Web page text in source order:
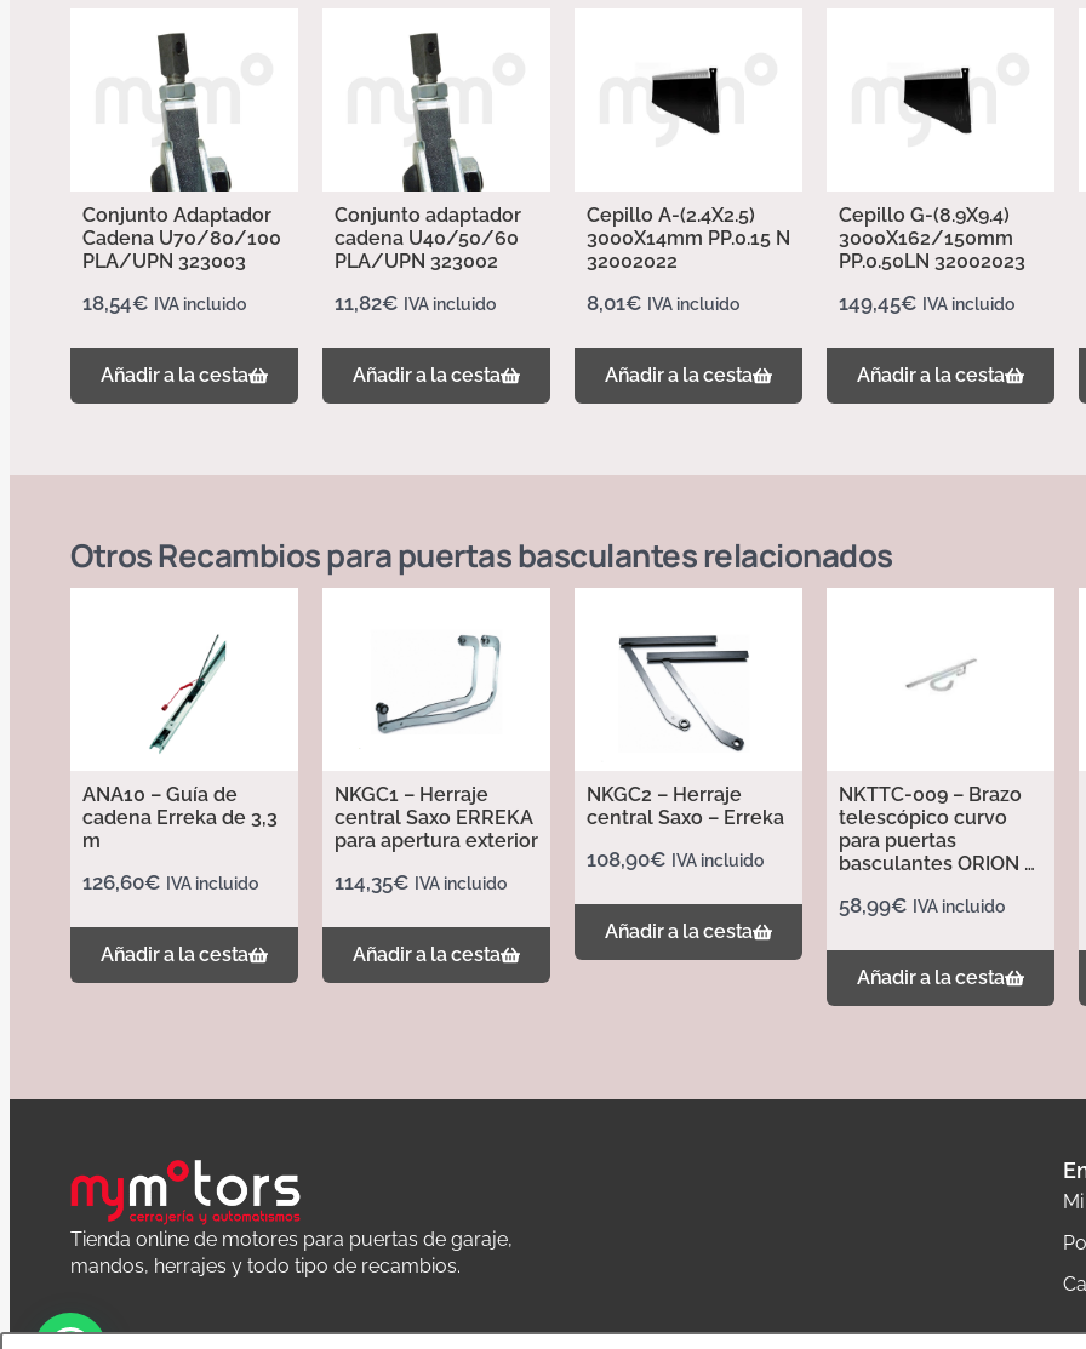
Conjunto Adaptador
Cadena U70/80/100
PLA/UPN 323003
18,54€ IVA incluido
Añadir a la cesta
Conjunto adaptador
cadena U40/50/60
PLA/UPN 323002
11,82€ IVA incluido
Añadir a la cesta
Cepillo A-(2.4X2.5)
3000X14mm PP.0.15 N
32002022
8,01€ IVA incluido
Añadir a la cesta
Cepillo G-(8.9X9.4)
3000X162/150mm
PP.0.50LN 32002023
149,45€ IVA incluido
Añadir a la cesta
OtrosRecambios para puertas basculantesrelacionados
ANA10 – Guía de
cadena Erreka de 3,3
m
126,60€ IVA incluido
Añadir a la cesta
NKGC1 – Herraje
central Saxo ERREKA
para apertura exterior
114,35€ IVA incluido
Añadir a la cesta
NKGC2 – Herraje
central Saxo – Erreka
108,90€ IVA incluido
Añadir a la cesta
NKTTC-009 – Brazo
telescópico curvo
para puertas
basculantes ORION –
58,99€ IVA incluido
Añadir a la cesta
Tienda online de motores para puertas de garaje,
mandos, herrajes y todo tipo de recambios.